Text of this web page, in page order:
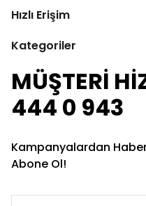
Hızlı Erişim
Kategoriler
MÜŞTERİ
444 0 943
Kampanyalardan
Abone Ol!